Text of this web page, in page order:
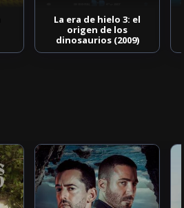
La era de hielo 3: el
origen de los
dinosaurios (2009)